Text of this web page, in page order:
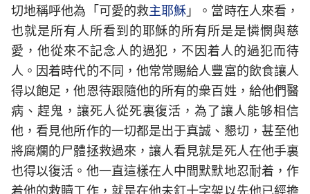
切地稱呼他為「可愛的救主耶穌 」。當時在人來看，
也就是所有人所看到的耶穌的所有所是是憐憫與慈
愛，他從來不記念人的過犯，不因着人的過犯而待
人。因着時代的不同，他常常賜給人豐富的飲食讓人
得以飽足，他恩待跟隨他的所有的衆百姓，給他們醫
病、趕鬼，讓死人從死裏復活，為了讓人能够相信
他，看見他所作的一切都是出于真誠、懇切，甚至他
將腐爛的尸體拯救過來，讓人看見就是死人在他手裏
也得以復活。他一直這樣在人中間默默地忍耐着，作
着他的救贖工作，就是在他未釘十字架以先他已經擔